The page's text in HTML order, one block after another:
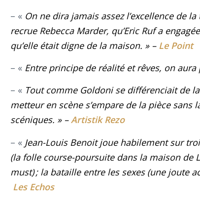
– « On ne dira jamais assez l’excellence de
recrue Rebecca Marder, qu’Eric Ruf a
qu’elle était digne de la maison. » – Le Point
– « Entre principe de réalité et rêves, on
– « Tout comme Goldoni se différenciait de
metteur en scène s’empare de la pièce
scéniques. » –Artistik Rezo
– « Jean-Louis Benoit joue habilement sur
(la folle course-poursuite dans la maison de
must) ; la bataille entre les sexes (une joute
Les Echos